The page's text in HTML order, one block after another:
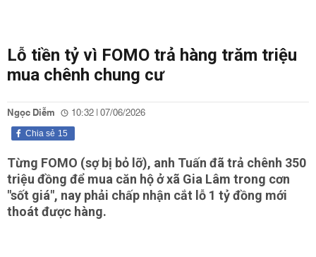
Lỗ tiền tỷ vì FOMO trả hàng trăm triệu
mua chênh chung cư
Ngọc Diễm 10:32 | 07/06/2026
15
Chia sẻ
Từng FOMO (sợ bị bỏ lỡ), anh Tuấn đã trả chênh 350
triệu đồng để mua căn hộ ở xã Gia Lâm trong cơn
"sốt giá", nay phải chấp nhận cắt lỗ 1 tỷ đồng mới
thoát được hàng.